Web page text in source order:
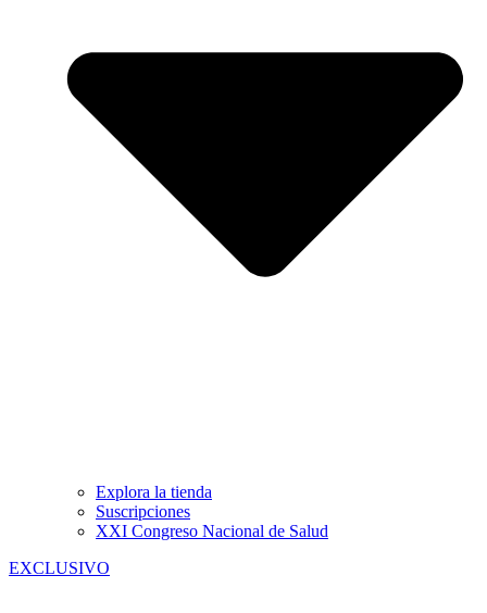
Explora la tienda
Suscripciones
XXI Congreso Nacional de Salud
EXCLUSIVO